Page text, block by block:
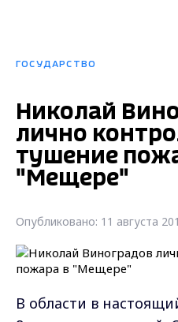
ГОСУДАРСТВО
Николай
лично
тушение
"Мещере"
Опубликовано: 11 августа
В области в